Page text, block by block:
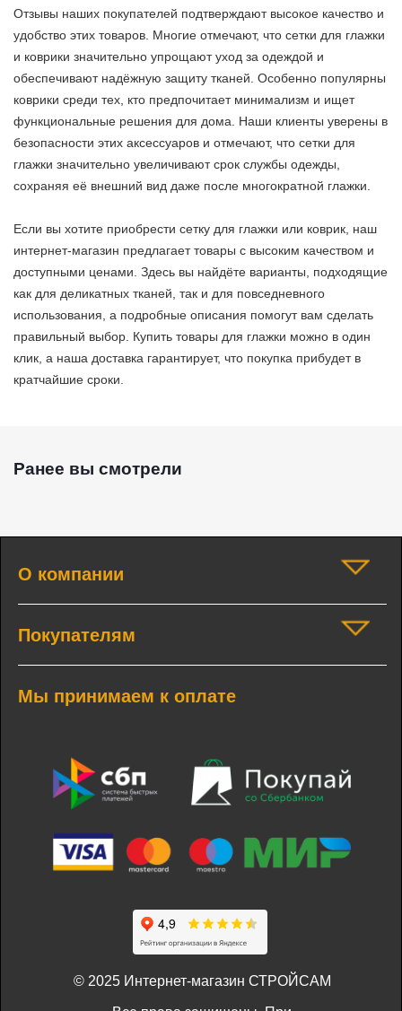
Отзывы наших покупателей подтверждают высокое качество и
удобство этих товаров. Многие отмечают, что сетки для глажки
и коврики значительно упрощают уход за одеждой и
обеспечивают надёжную защиту тканей. Особенно популярны
коврики среди тех, кто предпочитает минимализм и ищет
функциональные решения для дома. Наши клиенты уверены в
безопасности этих аксессуаров и отмечают, что сетки для
глажки значительно увеличивают срок службы одежды,
сохраняя её внешний вид даже после многократной глажки.
Если вы хотите приобрести сетку для глажки или коврик, наш
интернет-магазин предлагает товары с высоким качеством и
доступными ценами. Здесь вы найдёте варианты, подходящие
как для деликатных тканей, так и для повседневного
использования, а подробные описания помогут вам сделать
правильный выбор. Купить товары для глажки можно в один
клик, а наша доставка гарантирует, что покупка прибудет в
кратчайшие сроки.
Ранее вы смотрели
О компании
Покупателям
Мы принимаем к оплате
© 2025 Интернет-магазин СТРОЙСАМ